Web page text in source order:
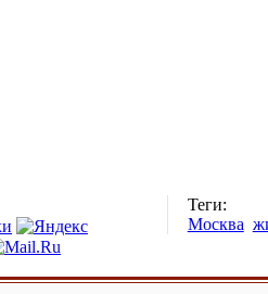
Теги:
Москва